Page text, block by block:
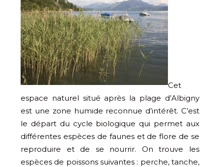
Cet
espace naturel situé après la plage d’Albigny
est une zone humide reconnue d’intérêt. C’est
le départ du cycle biologique qui permet aux
différentes espèces de faunes et de flore de se
reproduire et de se nourrir. On trouve les
espèces de poissons suivantes : perche, tanche,